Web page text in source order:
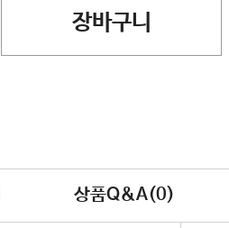
장바구니
상품Q&A(0)